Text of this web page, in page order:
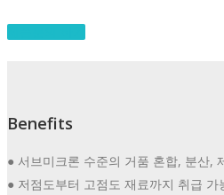
Benefits
● 서브미크론 수준의 거품 혼합, 분산,
● 저점도부터 고점도 재료까지 취급 가